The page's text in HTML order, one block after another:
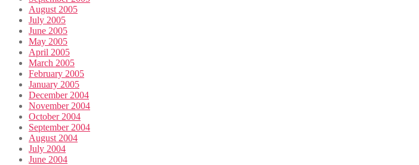
August 2005
July 2005
June 2005
May 2005
April 2005
March 2005
February 2005
January 2005
December 2004
November 2004
October 2004
September 2004
August 2004
July 2004
June 2004